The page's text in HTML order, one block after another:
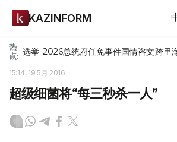
KAZINFORM
热
点: 选举-2026总统府任免事件国情咨文跨里
15:14, 19 5月 2016
超级细菌将“每三秒杀一人”